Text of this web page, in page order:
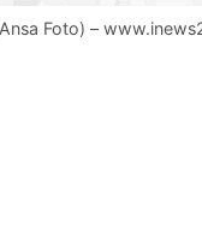
Foto) –